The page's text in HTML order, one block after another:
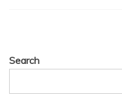
Search